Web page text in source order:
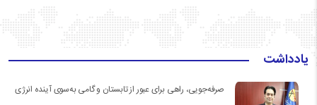
یادداشت
صرفه‌جویی، راهی برای عبور از تابستان و گامی به‌سوی آینده انرژی